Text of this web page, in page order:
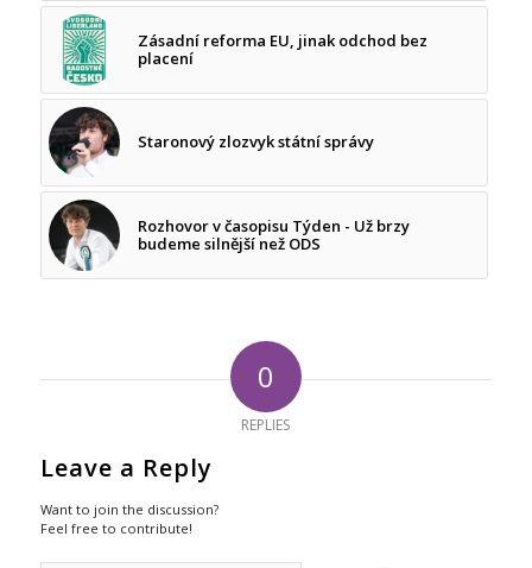
Zásadní reforma EU, jinak odchod bez
placení
Staronový zlozvyk státní správy
Rozhovor v časopisu Týden - Už brzy
budeme silnější než ODS
0
REPLIES
Leave a Reply
Want to join the discussion?
Feel free to contribute!